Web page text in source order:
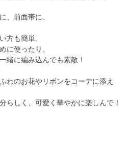
、前面帯に、
方も簡単、
に使ったり、
緒に編み込んでも素敵！
わのお花やリボンをコーデに添え
らしく、可愛く華やかに楽しんで！